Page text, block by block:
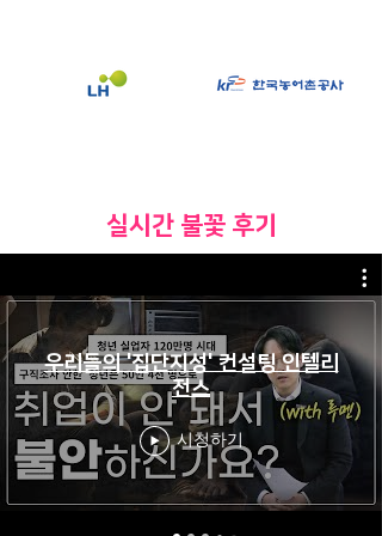
​실시간 불꽃 후기
우리들의 '집단지성' 컨설팅 인텔리
전스
시청하기